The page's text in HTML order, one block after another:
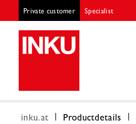
Private customer Specialist
inku.at Productdetails